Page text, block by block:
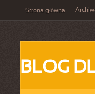
Strona główna
BLOG